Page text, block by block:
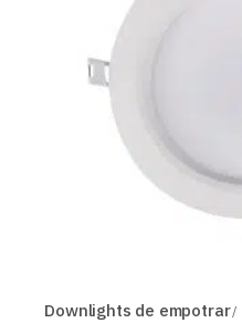
Downlights de empotrar